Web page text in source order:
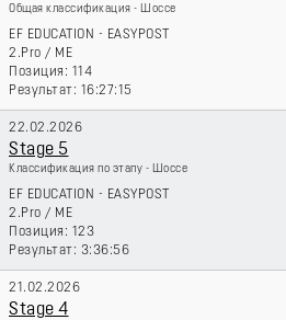
Общая классификация - Шоссе
EF EDUCATION - EASYPOST
2.Pro / ME
114
16:27:15
22.02.2026
Stage 5
Классификация по этапу - Шоссе
EF EDUCATION - EASYPOST
2.Pro / ME
123
3:36:56
21.02.2026
Stage 4